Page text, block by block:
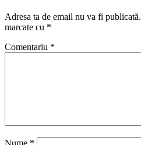
Adresa ta de email nu va fi publicată.
marcate cu *
Comentariu *
Nume *